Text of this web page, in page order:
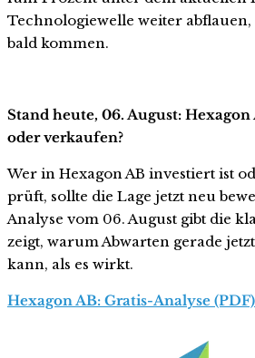
Technologiewelle weiter abflauen,
bald kommen.
Stand heute, 06. August:
oder verkaufen?
Wer in Hexagon AB investiert ist
prüft, sollte die Lage jetzt neu
Analyse vom 06. August gibt die
zeigt, warum Abwarten gerade
kann, als es wirkt.
Hexagon AB: Gratis-Analyse